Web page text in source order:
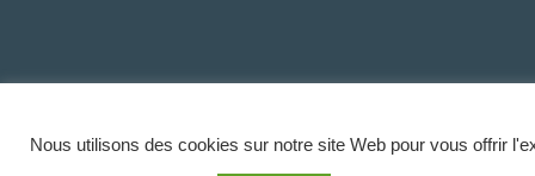
Nous utilisons des cookies sur notre site Web pour vous offrir